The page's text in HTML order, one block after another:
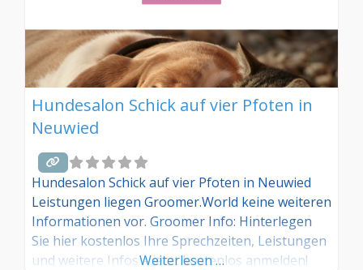
Hundesalon Schick auf vier Pfoten in
Neuwied
Hundesalon Schick auf vier Pfoten in Neuwied
Leistungen liegen Groomer.World keine weiteren
Informationen vor. Groomer Info: Hinterlegen
Sie hier kostenlos Ihre Sprechzeiten, Leistungen
und weitere Infos – jetzt kostenlos anmelden!
Weiterlesen …